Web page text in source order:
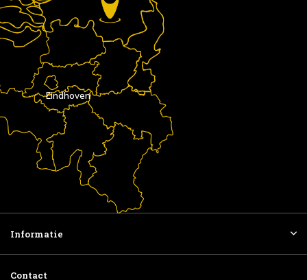
Eindhoven
Informatie
Contact